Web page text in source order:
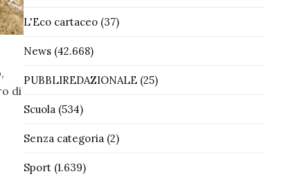
di
L'Eco cartaceo(37)
News(42.668)
PUBBLIREDAZIONALE(25)
Scuola(534)
Senza categoria(2)
Sport(1.639)